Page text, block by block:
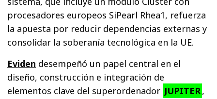
procesadores europeos SiPearl Rhea1, refuerza
la apuesta por reducir dependencias externas y
consolidar la soberanía tecnológica en la UE.
Eviden desempeñó un papel central en el
diseño, construcción e integración de
elementos clave del superordenador JUPITER,